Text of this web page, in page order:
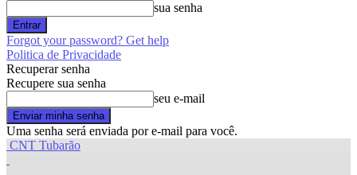
sua senha
Forgot your password? Get help
Politica de Privacidade
Recuperar senha
Recupere sua senha
seu e-mail
Uma senha será enviada por e-mail para você.
CNT Tubarão